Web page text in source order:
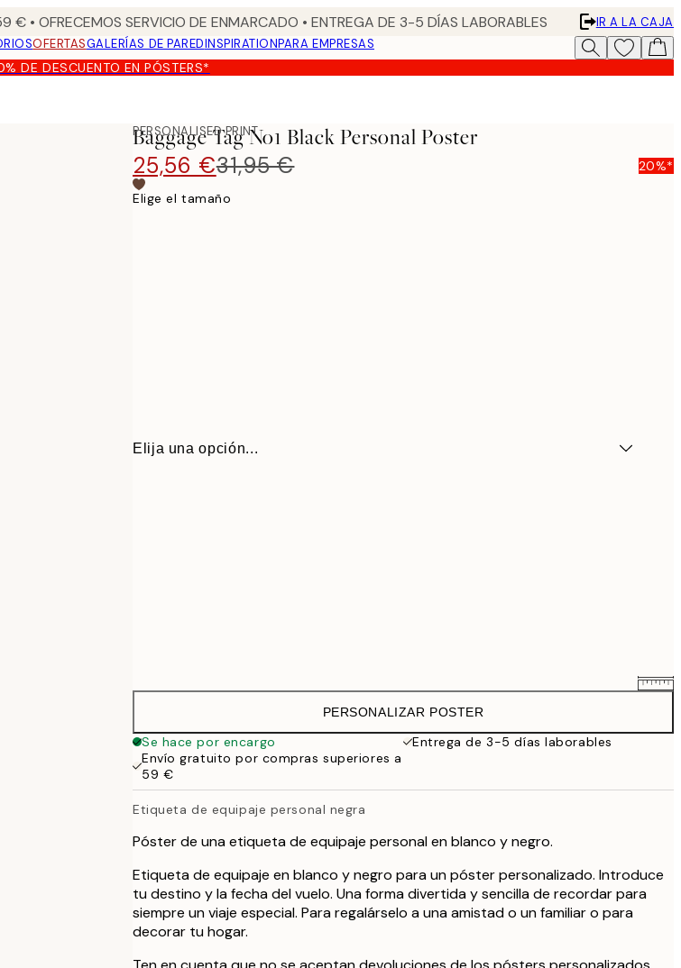
€ • OFRECEMOS SERVICIO DE ENMARCADO • ENTREGA DE 3-5 DÍAS LABORABLES
IR A LA CAJA
OFERTASGALERÍAS DE PAREDINSPIRATIONPARA EMPRESAS
DE DESCUENTO EN PÓSTERS*
PERSONALISED PRINT
Baggage Tag No1 Black Personal Poster
25,56 €31,95 € 20%*
Elige el tamaño
Elija una opción...
31,95 €
50x70 cm
PERSONALIZAR POSTER
Se hace por encargo
Entrega de 3-5 días laborables
Envío gratuito por compras superiores a
59 €
Etiqueta de equipaje personal negra
Póster de una etiqueta de equipaje personal en blanco y negro.
Etiqueta de equipaje en blanco y negro para un póster personalizado. Introduce
tu destino y la fecha del vuelo. Una forma divertida y sencilla de recordar para
siempre un viaje especial. Para regalárselo a una amistad o un familiar o para
decorar tu hogar.